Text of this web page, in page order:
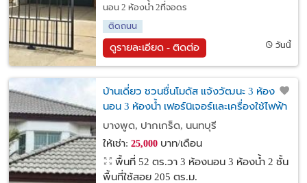
นอน 2 ห้องน้ำ 2ที่จอดร
ติดถนน
ดูรายละเอียด - ติดต่อ วันนี้
บ้านเดี่ยว ชวนชื่นโมดัส แจ้งวัฒนะ 3 ห้อง
นอน 3 ห้องน้ำ เฟอร์นิเจอร์และเครื่องใช้ไฟฟ้า
ครบ ใกล้โครงการรถไฟฟ้าสายสีชมพู
บางพูด, ปากเกร็ด, นนทบุรี
ให้เช่า: 25,000บาท/เดือน
พื้นที่ 52 ตร.วา 3 ห้องนอน 3 ห้องน้ำ 2 ชั้น
พื้นที่ใช้สอย 205 ตร.ม.